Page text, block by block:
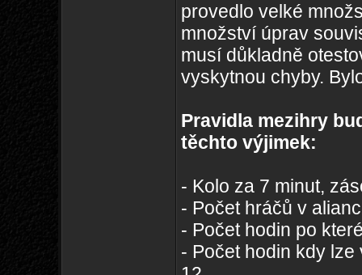
provedlo velké
množství úprav
musí důkladně
vyskytnou chyby.
Pravidla mezihry
těchto výjimek:
- Kolo za 7 minut,
- Počet hráčů v
- Počet hodin po
- Počet hodin kdy